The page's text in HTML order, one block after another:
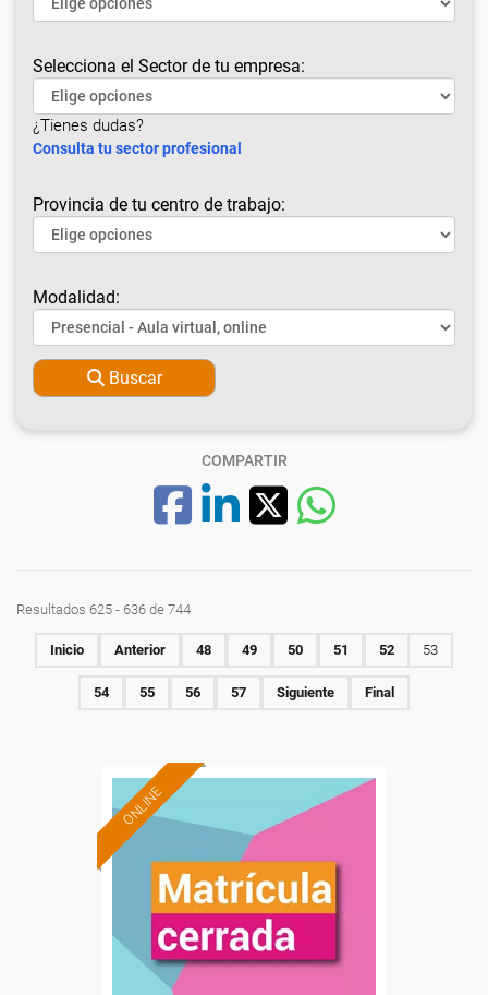
Selecciona el Sector de tu empresa:
¿Tienes dudas?
Consulta tu sector profesional
Provincia de tu centro de trabajo:
Modalidad:
Buscar
COMPARTIR
Resultados 625 - 636 de 744
Inicio Anterior 48 49 50 51 52 53
54 55 56 57 Siguiente Final
ONLINE